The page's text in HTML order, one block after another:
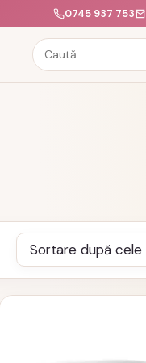
0745 937 753
Caută
produse